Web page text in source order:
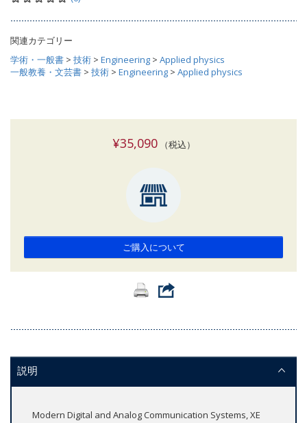
関連カテゴリー
学術・一般書 > 技術 > Engineering > Applied physics
一般教養・文芸書 > 技術 > Engineering > Applied physics
¥35,090（税込）
ご購入について
説明
Modern Digital and Analog Communication Systems, XE